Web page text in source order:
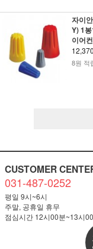
자이
Y) 1
이어
8원 적
CUSTOMER
031-487-0252
평일 9시~6시
주말, 공휴일 휴무
점심시간 12시00분~13시